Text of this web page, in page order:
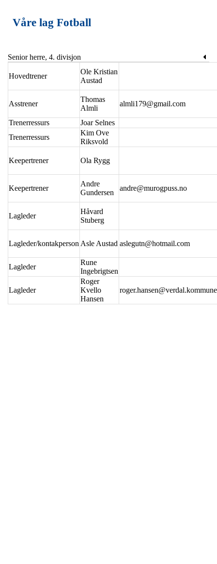
Våre lag Fotball
Senior herre, 4. divisjon
Hovedtrener
Ole Kristian
Austad
Asstrener
Thomas
Almli
almli179@gmail.com
Trenerressurs
Joar Selnes
Trenerressurs
Kim Ove
Riksvold
Keepertrener Ola Rygg
Keepertrener
Andre
Gundersen
andre@murogpuss.no
Lagleder
Håvard
Stuberg
Lagleder/kontakperson Asle Austad aslegutn@hotmail.com
Lagleder
Rune
Ingebrigtsen
Lagleder
Roger
Kvello
Hansen